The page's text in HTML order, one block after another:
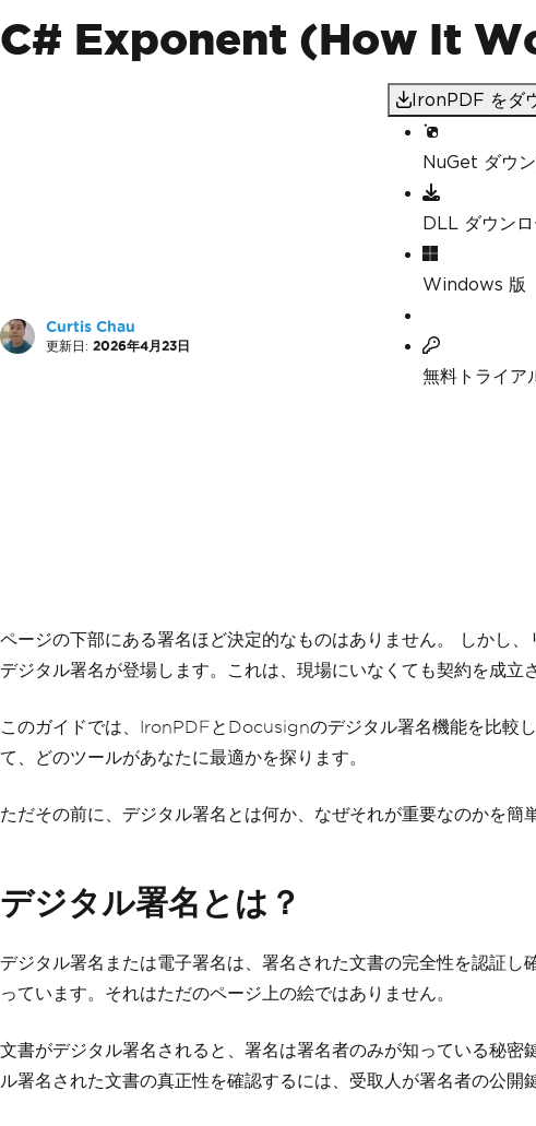
C# Exponent (How It
Curtis Chau
更新日: 2026年4月23日
IronPDF をダ
NuGet ダウ
DLL ダウンロ
Windows 版
無料トライア
ページの下部にある署名ほど決定的なものはありません。 しかし
デジタル署名が登場します。これは、現場にいなくても契約を成立
このガイドでは、IronPDFとDocusignのデジタル署名機能を比較
て、どのツールがあなたに最適かを探ります。
ただその前に、デジタル署名とは何か、なぜそれが重要なのかを簡
デジタル署名とは？
デジタル署名または電子署名は、署名された文書の完全性を認証
っています。それはただのページ上の絵ではありません。
文書がデジタル署名されると、署名は署名者のみが知っている秘
ル署名された文書の真正性を確認するには、受取人が署名者の公